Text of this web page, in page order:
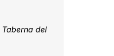
Taberna del